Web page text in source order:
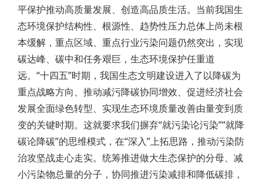
平保护推动高质量发展、创造高品质生活。当前我国生
态环境保护结构性、根源性、趋势性压力总体上尚未根
本缓解，重点区域、重点行业污染问题仍然突出，实现
碳达峰、碳中和任务艰巨，生态环境保护任重道
远。“十四五”时期，我国生态文明建设进入了以降碳为
重点战略方向、推动减污降碳协同增效、促进经济社会
发展全面绿色转型、实现生态环境质量改善由量变到质
变的关键时期。这就要求我们摒弃“就污染论污染”“就降
碳论降碳”的思维模式，在“深入”上拓思路，推动污染防
治攻坚战走心走实。统筹推进做大生态保护的分母、减
小污染物总量的分子，协同推进污染减排和降低碳排，